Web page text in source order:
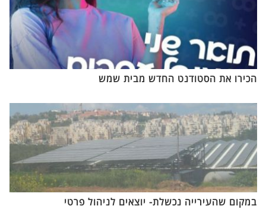
הכירו את הסטודנט החדש מבית שמש
במקום שהעירייה נכשלת- יוצאים לניהול פרטי